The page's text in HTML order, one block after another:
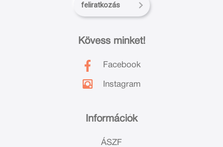
Információk
ÁSZF
Kövess minket!
Facebook
Instagram
feliratkozás